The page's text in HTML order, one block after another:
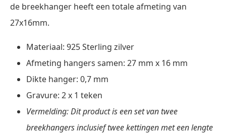
de breekhanger heeft een totale afmeting van
27x16mm.
Materiaal: 925 Sterling zilver
Afmeting hangers samen: 27 mm x 16 mm
Dikte hanger: 0,7 mm
Gravure: 2 x 1 teken
Vermelding: Dit product is een set van twee
breekhangers inclusief twee kettingen met een lengte